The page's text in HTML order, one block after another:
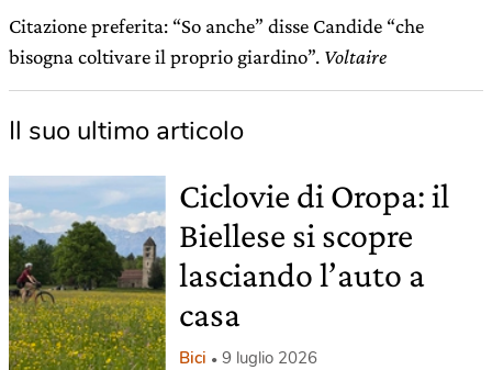
Citazione preferita: “So anche” disse Candide “che
bisogna coltivare il proprio giardino”. Voltaire
Il suo ultimo articolo
Ciclovie di Oropa: il
Biellese si scopre
lasciando l’auto a
casa
Bici 9 luglio 2026